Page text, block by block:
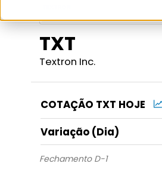
TXT
Textron Inc.
COTAÇÃO TXT HOJE
Variação (Dia)
Fechamento D-1